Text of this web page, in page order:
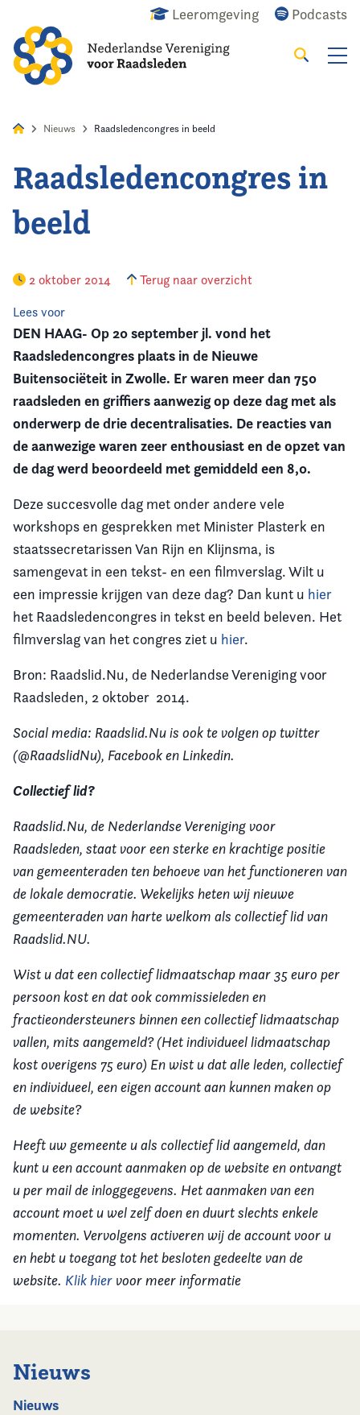
Leeromgeving Podcasts
Zoeken
Home
Agenda
Opleiding
Kennis & Informatie
Vereniging
Nieuws Raadsledencongres in beeld
Raadsledencongres in
beeld
2 oktober 2014 Terug naar overzicht
Lees voor
DEN HAAG- Op 20 september jl. vond het
Raadsledencongres plaats in de Nieuwe
Buitensociëteit in Zwolle. Er waren meer dan 750
raadsleden en griffiers aanwezig op deze dag met als
onderwerp de drie decentralisaties. De reacties van
de aanwezige waren zeer enthousiast en de opzet van
de dag werd beoordeeld met gemiddeld een 8,0.
Deze succesvolle dag met onder andere vele
workshops en gesprekken met Minister Plasterk en
staatssecretarissen Van Rijn en Klijnsma, is
samengevat in een tekst- en een filmverslag. Wilt u
een impressie krijgen van deze dag? Dan kunt u hier
het Raadsledencongres in tekst en beeld beleven. Het
filmverslag van het congres ziet u hier.
Bron: Raadslid.Nu, de Nederlandse Vereniging voor
Raadsleden, 2 oktober 2014.
Social media: Raadslid.Nu is ook te volgen op twitter
(@RaadslidNu), Facebook en Linkedin.
Collectief lid?
Raadslid.Nu, de Nederlandse Vereniging voor
Raadsleden, staat voor een sterke en krachtige positie
van gemeenteraden ten behoeve van het functioneren van
de lokale democratie. Wekelijks heten wij nieuwe
gemeenteraden van harte welkom als collectief lid van
Raadslid.NU.
Wist u dat een collectief lidmaatschap maar 35 euro per
persoon kost en dat ook commissieleden en
fractieondersteuners binnen een collectief lidmaatschap
vallen, mits aangemeld? (Het individueel lidmaatschap
kost overigens 75 euro) En wist u dat alle leden, collectief
en individueel, een eigen account aan kunnen maken op
de website?
Heeft uw gemeente u als collectief lid aangemeld, dan
kunt u een account aanmaken op de website en ontvangt
u per mail de inloggegevens. Het aanmaken van een
account moet u wel zelf doen en duurt slechts enkele
momenten. Vervolgens activeren wij de account voor u
en hebt u toegang tot het besloten gedeelte van de
website. Klik hier voor meer informatie
Nieuws
Nieuws